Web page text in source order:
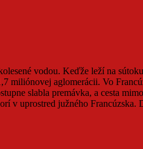
vodou. Keďže leží na
miliónovej aglomerácii. Vo
slabla premávka, a cesta
v uprostred južného